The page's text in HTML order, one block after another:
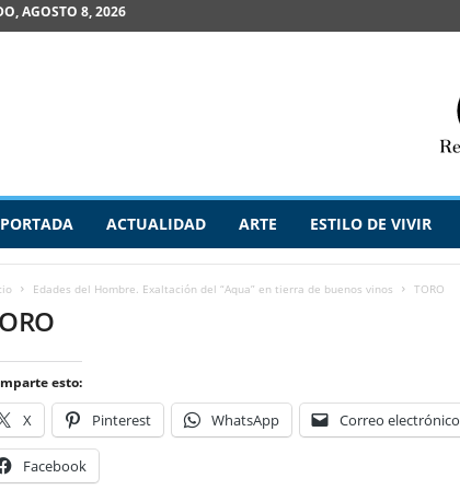
AGOSTO 8, 2026
PORTADA ACTUALIDAD ARTE ESTILO DE VIVIR
Edades del Hombre. Exaltación del “Aqua” en tierra de buenos vinos TORO
esto:
X Pinterest WhatsApp Correo electrónico
Facebook